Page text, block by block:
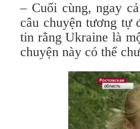
– Cuối cùng, ngay
câu chuyện tương tự
tin rằng Ukraine là
chuyện này có thể